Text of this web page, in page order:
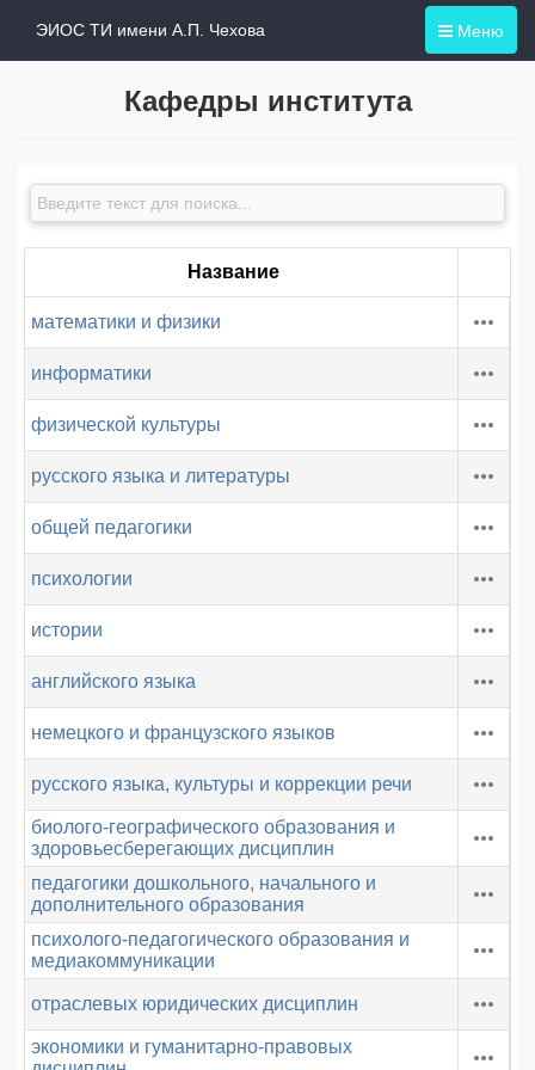
Меню
ЭИОС ТИ имени А.П. Чехова
Кафедры института
Название
математики и физики
информатики
физической культуры
русского языка и литературы
общей педагогики
психологии
истории
английского языка
немецкого и французского языков
русского языка, культуры и коррекции речи
биолого-географического образования и
здоровьесберегающих дисциплин
педагогики дошкольного, начального и
дополнительного образования
психолого-педагогического образования и
медиакоммуникации
отраслевых юридических дисциплин
экономики и гуманитарно-правовых